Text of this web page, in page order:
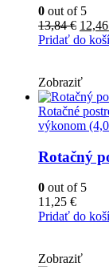
0 out of 5
13,84€
cena
12,46
Pridať do
Zobraziť
Rotačné
výkonom
Rotačný
0 out of 5
11,25 €
Pridať do
Zobraziť